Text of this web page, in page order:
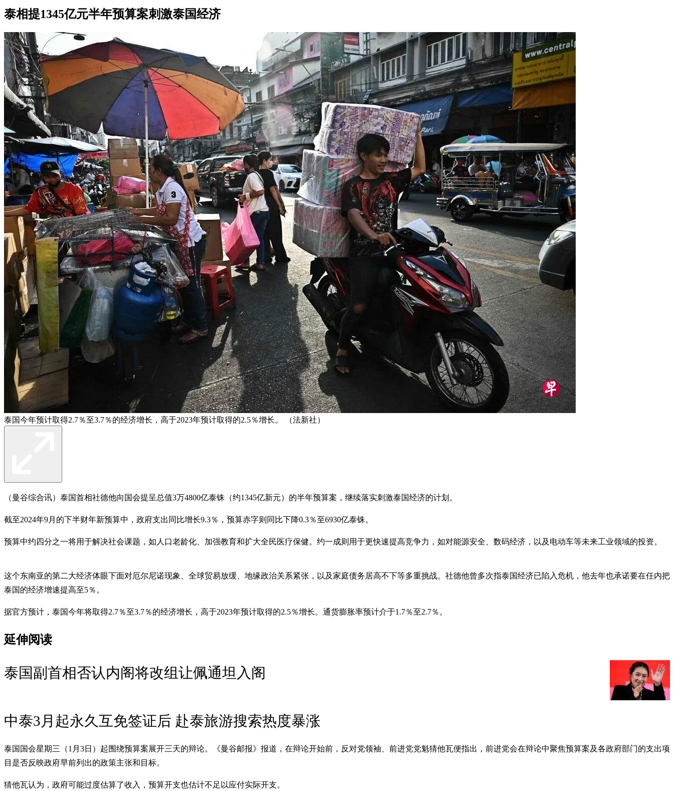
泰相提1345亿元半年预算案刺激泰国经济
泰国今年预计取得2.7％至3.7％的经济增长，高于2023年预计取得的2.5％增长。 （法新社）
（曼谷综合讯）泰国首相社德他向国会提呈总值3万4800亿泰铢（约1345亿新元）的半年预算案，继续落实刺激泰国经济的计划。
截至2024年9月的下半财年新预算中，政府支出同比增长9.3％，预算赤字则同比下降0.3％至6930亿泰铢。
预算中约四分之一将用于解决社会课题，如人口老龄化、加强教育和扩大全民医疗保健。约一成则用于更快速提高竞争力，如对能源安全、数码经济，以及电动车等未来工业领域的投资。
这个东南亚的第二大经济体眼下面对厄尔尼诺现象、全球贸易放缓、地缘政治关系紧张，以及家庭债务居高不下等多重挑战。社德他曾多次指泰国经济已陷入危机，他去年也承诺要在任内把
泰国的经济增速提高至5％。
据官方预计，泰国今年将取得2.7％至3.7％的经济增长，高于2023年预计取得的2.5％增长。通货膨胀率预计介于1.7％至2.7％。
延伸阅读
泰国副首相否认内阁将改组让佩通坦入阁
中泰3月起永久互免签证后 赴泰旅游搜索热度暴涨
泰国国会星期三（1月3日）起围绕预算案展开三天的辩论。《曼谷邮报》报道，在辩论开始前，反对党领袖、前进党党魁猜他瓦便指出，前进党会在辩论中聚焦预算案及各政府部门的支出项
目是否反映政府早前列出的政策主张和目标。
猜他瓦认为，政府可能过度估算了收入，预算开支也估计不足以应付实际开支。